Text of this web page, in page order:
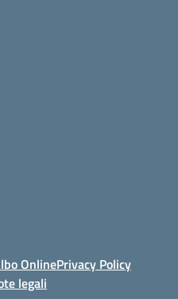
OnlinePrivacy Policy
legali